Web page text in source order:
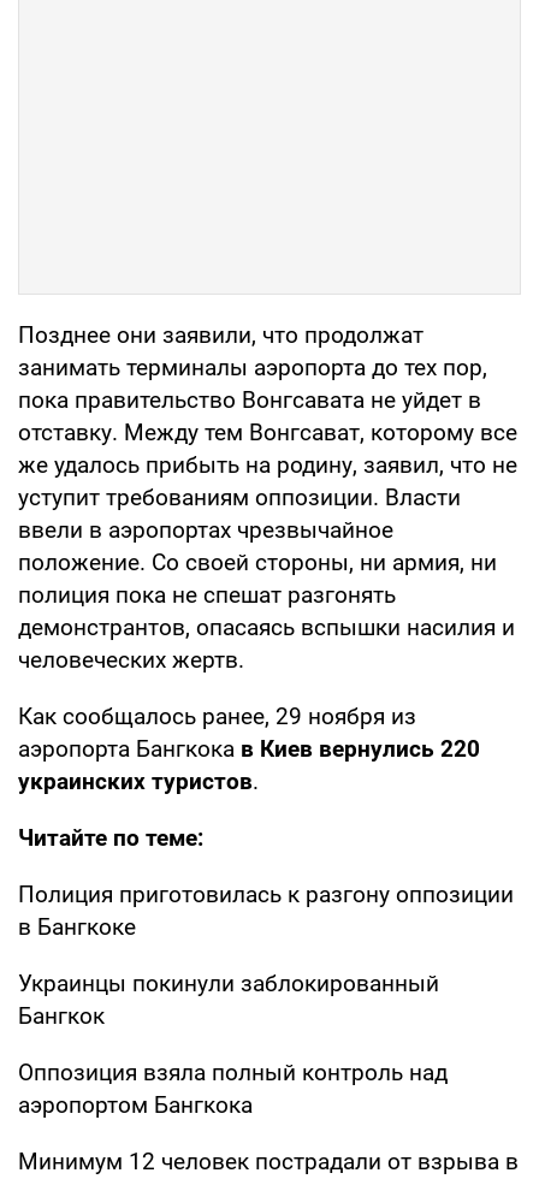
Позднее они заявили, что продолжат
занимать терминалы аэропорта до тех пор,
пока правительство Вонгсавата не уйдет в
отставку. Между тем Вонгсават, которому все
же удалось прибыть на родину, заявил, что не
уступит требованиям оппозиции. Власти
ввели в аэропортах чрезвычайное
положение. Со своей стороны, ни армия, ни
полиция пока не спешат разгонять
демонстрантов, опасаясь вспышки насилия и
человеческих жертв.
Как сообщалось ранее, 29 ноября из
аэропорта Бангкока в Киев вернулись 220
украинских туристов.
Читайте по теме:
Полиция приготовилась к разгону оппозиции
в Бангкоке
Украинцы покинули заблокированный
Бангкок
Оппозиция взяла полный контроль над
аэропортом Бангкока
Минимум 12 человек пострадали от взрыва в